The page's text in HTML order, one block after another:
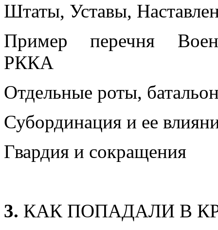
Штаты, Уставы,
Пример перечня
РККА
Отдельные роты,
Субординация и ее
Гвардия и сокращения
3. КАК ПОПАДАЛИ В